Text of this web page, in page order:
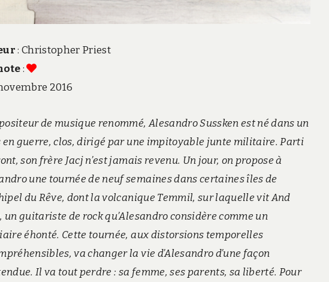
: Christopher Priest
:
2016
de musique renommé, Alesandro Sussken est né dans un
en guerre, clos, dirigé par une impitoyable junte militaire. Parti
son frère Jacj n’est jamais revenu. Un jour, on propose à
une tournée de neuf semaines dans certaines îles de
du Rêve, dont la volcanique Temmil, sur laquelle vit And
un guitariste de rock qu’Alesandro considère comme un
éhonté. Cette tournée, aux distorsions temporelles
va changer la vie d’Alesandro d’une façon
Il va tout perdre : sa femme, ses parents, sa liberté. Pour